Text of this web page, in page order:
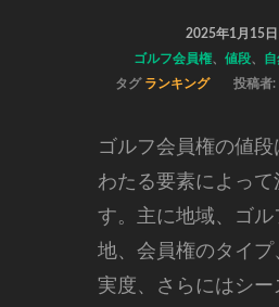
2025年1月15日
ゴルフ会員権、値段、 自
タグ ランキング 投稿者:
ゴルフ会員権の値段
わたる要素によって
す。 主に地域、ゴル
地、会員権のタイプ
実度、さらにはシー